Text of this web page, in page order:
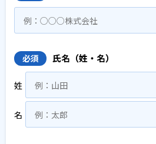
必須 氏名（姓・名）
姓
名